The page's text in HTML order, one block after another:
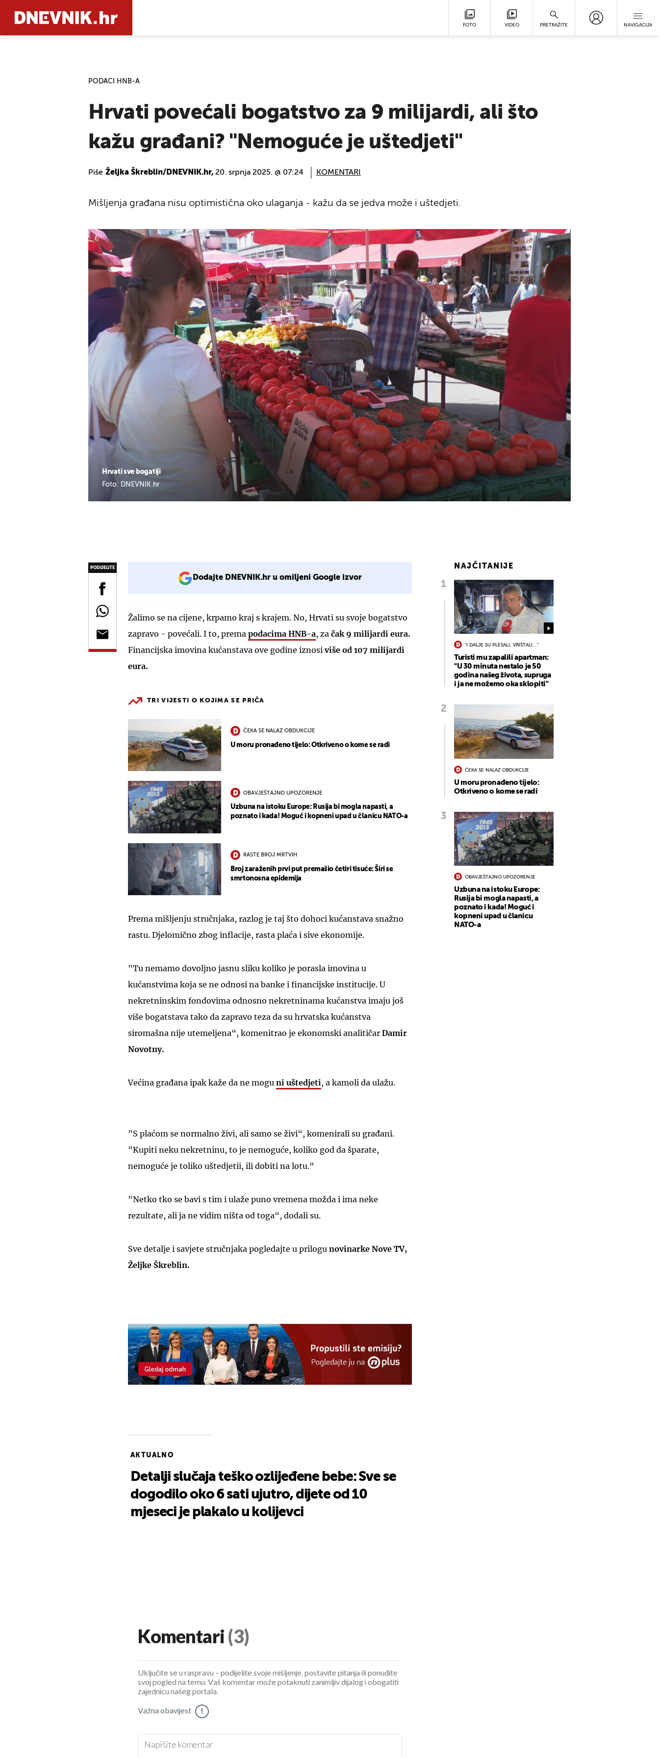
FOTO VIDEO PRETRAŽITE NAVIGACIJA
PODACI HNB-A
Hrvati povećali bogatstvo za 9 milijardi, ali što
kažu građani? "Nemoguće je uštedjeti"
Piše Željka Škreblin/DNEVNIK.hr, 20. srpnja 2025. @ 07:24 KOMENTARI
Hrvati sve bogatiji
Foto: DNEVNIK.hr
Mišljenja građana nisu optimistična oko ulaganja - kažu da se jedva može i uštedjeti.
PODIJELITE
Dodajte DNEVNIK.hr u omiljeni Google izvor
Žalimo se na cijene, krpamo kraj s krajem. No, Hrvati su svoje bogatstvo
zapravo - povećali. I to, prema podacima HNB-a, za čak 9 milijardi eura.
Financijska imovina kućanstava ove godine iznosiviše od 107 milijardi
eura.
TRI VIJESTI O KOJIMA SE PRIČA
ČEKA SE NALAZ OBDUKCIJE
U moru pronađeno tijelo: Otkriveno o kome se radi
OBAVJEŠTAJNO UPOZORENJE
Uzbuna na istoku Europe: Rusija bi mogla napasti, a
poznato i kada! Moguć i kopneni upad u članicu NATO-a
RASTE BROJ MRTVIH
Broj zaraženih prvi put premašio četiri tisuće: Širi se
smrtonosna epidemija
Prema mišljenju stručnjaka, razlog je taj što dohoci kućanstava snažno
rastu. Djelomično zbog inflacije, rasta plaća i sive ekonomije.
"Tu nemamo dovoljno jasnu sliku koliko je porasla imovina u
kućanstvima koja se ne odnosi na banke i financijske institucije. U
nekretninskim fondovima odnosno nekretninama kućanstva imaju još
više bogatstava tako da zapravo teza da su hrvatska kućanstva
siromašna nije utemeljena“, komenitrao je ekonomski analitičar Damir
Novotny.
Većina građana ipak kaže da ne mogu ni uštedjeti, a kamoli da ulažu.
"S plaćom se normalno živi, ali samo se živi“, komenirali su građani.
"Kupiti neku nekretninu, to je nemoguće, koliko god da šparate,
nemoguće je toliko uštedjetii, ili dobiti na lotu.“
"Netko tko se bavi s tim i ulaže puno vremena možda i ima neke
rezultate, ali ja ne vidim ništa od toga“, dodali su.
Sve detalje i savjete stručnjaka pogledajte u prilogu novinarke Nove TV,
Željke Škreblin.
AKTUALNO
Detalji slučaja teško ozlijeđene bebe: Sve se
dogodilo oko 6 sati ujutro, dijete od 10
mjeseci je plakalo u kolijevci
NAJČITANIJE
"I DALJE SU PLESALI, VRIŠTALI..."
Turisti mu zapalili apartman:
"U 30 minuta nestalo je 50
godina našeg života, supruga
i ja ne možemo oka sklopiti"
ČEKA SE NALAZ OBDUKCIJE
U moru pronađeno tijelo:
Otkriveno o kome se radi
OBAVJEŠTAJNO UPOZORENJE
Uzbuna na istoku Europe:
Rusija bi mogla napasti, a
poznato i kada! Moguć i
kopneni upad u članicu
NATO-a
Komentari (3)
Uključite se u raspravu – podijelite svoje mišljenje, postavite pitanja ili ponudite
svoj pogled na temu. Vaš komentar može potaknuti zanimljiv dijalog i obogatiti
zajednicu našeg portala.
Važna obavijest !